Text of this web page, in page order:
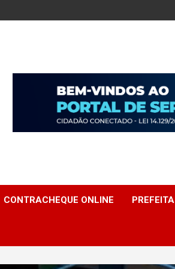
CONTRACHEQUE ONLINE PREFEITA